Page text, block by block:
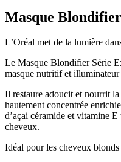
Masque Blondifier
L’Oréal met de la lumière
Le Masque Blondifier Série
masque nutritif et
Il restaure adoucit et nourrit
hautement concentrée
d’açai céramide et vitamine
cheveux.
Idéal pour les cheveux blonds